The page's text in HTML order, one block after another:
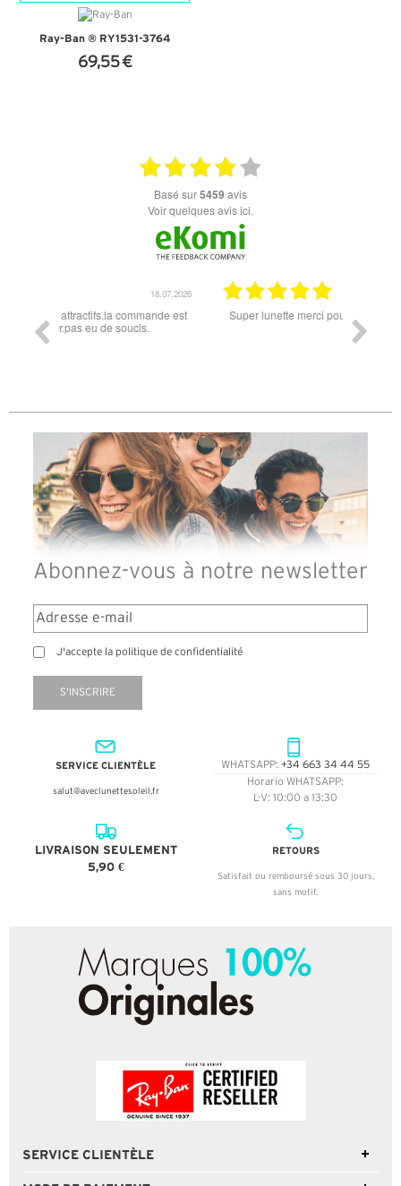
Ray-Ban ® RY1531-3764
69,55 €
basé sur5459 avis
Voir quelques avis ici.
06.07.2026
Super lunette merci pour les lunettes pour l'éclipse
Abonnez-vous à notre newsletter
J'accepte la politique de confidentialité
S'INSCRIRE
SERVICE CLIENTÈLE
salut@aveclunettesoleil.fr
WHATSAPP: +34 663 34 44 55
Horario WHATSAPP:
L-V: 10:00 a 13:30
LIVRAISON SEULEMENT
5,90 €
RETOURS
Satisfait ou remboursé sous 30 jours,
sans motif.
SERVICE CLIENTÈLE